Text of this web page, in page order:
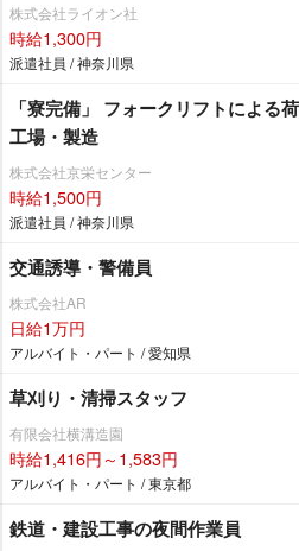
株式会社ライオン社
時給1,300円
派遣社員 / 神奈川県
「寮完備」 フォークリフトによる
工場・製造
株式会社京栄センター
時給1,500円
派遣社員 / 神奈川県
交通誘導・警備員
株式会社AR
日給1万円
アルバイト・パート / 愛知県
草刈り・清掃スタッフ
有限会社横溝造園
時給1,416円～1,583円
アルバイト・パート / 東京都
鉄道・建設工事の夜間作業員